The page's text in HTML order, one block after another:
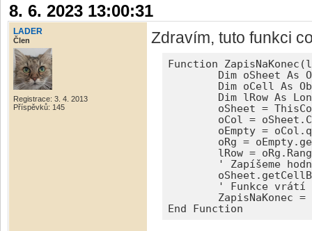
8. 6. 2023 13:00:31
LADER
Člen
Registrace: 3. 4. 2013
Příspěvků: 145
Zdravím, tuto funkci
Function
End Function